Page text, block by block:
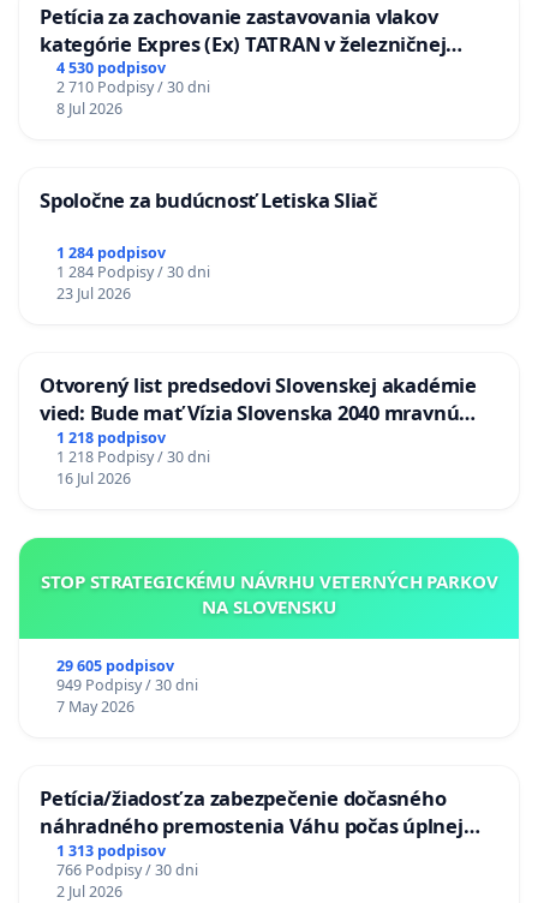
Petícia za zachovanie zastavovania vlakov
kategórie Expres (Ex) TATRAN v železničnej
stanici Púchov
4 530 podpisov
2 710 Podpisy / 30 dni
8 Jul 2026
Spoločne za budúcnosť Letiska Sliač
1 284 podpisov
1 284 Podpisy / 30 dni
23 Jul 2026
Otvorený list predsedovi Slovenskej akadémie
vied: Bude mať Vízia Slovenska 2040 mravnú
chrbticu?
1 218 podpisov
1 218 Podpisy / 30 dni
16 Jul 2026
STOP STRATEGICKÉMU NÁVRHU VETERNÝCH PARKOV
NA SLOVENSKU
29 605 podpisov
949 Podpisy / 30 dni
7 May 2026
Petícia/žiadosť za zabezpečenie dočasného
náhradného premostenia Váhu počas úplnej
uzávery Vážskeho mosta v Komárne
1 313 podpisov
766 Podpisy / 30 dni
2 Jul 2026